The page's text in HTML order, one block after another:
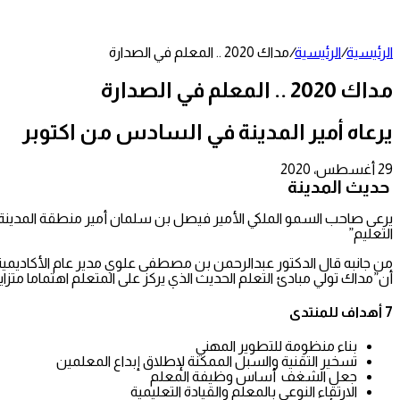
الرئيسية/الرئيسية/مداك 2020 .. المعلم في الصدارة
مداك 2020 .. المعلم في الصدارة
يرعاه أمير المدينة في السادس من اكتوبر
29 أغسطس، 2020
فيسبوك
تويتر
لينكدإن
واتساب
تيلقرام
مشاركة
البريد
طباعة
حديث المدينة
التعليم”
من جانبه قال الدكتور عبدالرحمن بن مصطفى علوي مدير عام
أن”مداك تولي مبادئ التعلم الحديث الذي يركز على المتعلم اهتماما
7 أهداف للمنتدى
بناء منظومة للتطوير المهني
تسخير التقنية والسبل الممكنة لإطلاق إبداع المعلمين
جعل الشغف أساس وظيفة المعلم
الارتقاء النوعي بالمعلم والقيادة التعليمية